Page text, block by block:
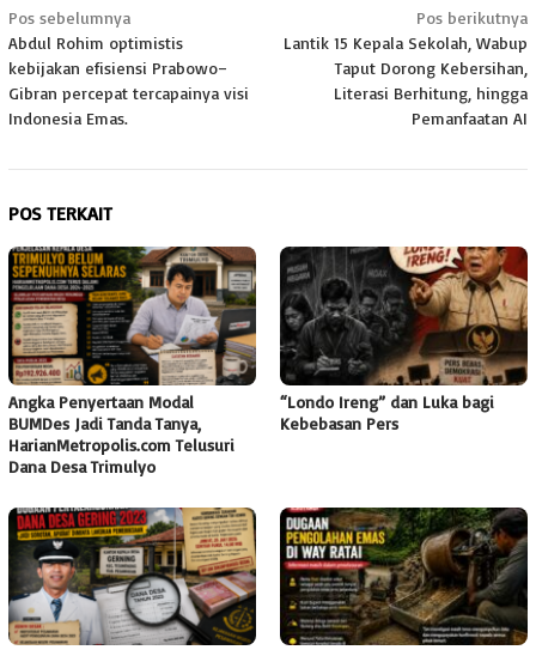
Navigasi
pos
Pos sebelumnya
Abdul Rohim optimistis
kebijakan efisiensi Prabowo–
Gibran percepat tercapainya visi
Indonesia Emas.
Pos berikutnya
Lantik 15 Kepala Sekolah, Wabup
Taput Dorong Kebersihan,
Literasi Berhitung, hingga
Pemanfaatan AI
POS TERKAIT
Angka Penyertaan Modal
BUMDes Jadi Tanda Tanya,
HarianMetropolis.com Telusuri
Dana Desa Trimulyo
“Londo Ireng” dan Luka bagi
Kebebasan Pers